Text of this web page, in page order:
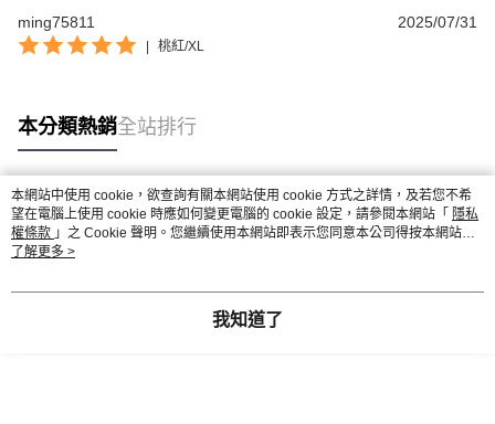
ming75811
2025/07/31
桃紅/XL
本分類熱銷全站排行
熱門標籤
本網站中使用 cookie，欲查詢有關本網站使用 cookie 方式之詳情，及若您不希
望在電腦上使用 cookie 時應如何變更電腦的 cookie 設定，請參閱本網站「 隱私
權條款 」之 Cookie 聲明。您繼續使用本網站即表示您同意本公司得按本網站使
用條款之 Cookie 聲明使用 cookie。
了解更多 >
我知道了